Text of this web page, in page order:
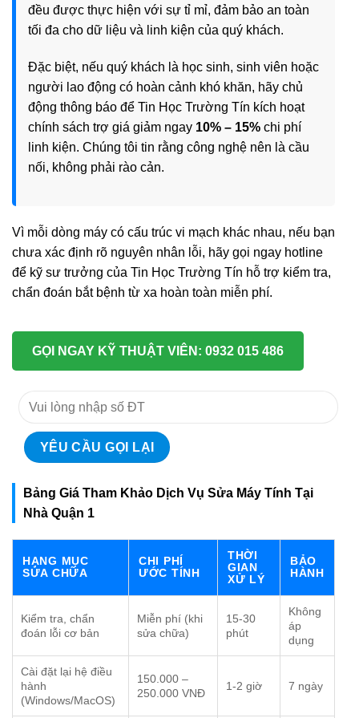
đều được thực hiện với sự tỉ mỉ, đảm bảo an toàn
tối đa cho dữ liệu và linh kiện của quý khách.
Đặc biệt, nếu quý khách là học sinh, sinh viên hoặc
người lao động có hoàn cảnh khó khăn, hãy chủ
động thông báo để Tin Học Trường Tín kích hoạt
chính sách trợ giá giảm ngay 10% – 15% chi phí
linh kiện. Chúng tôi tin rằng công nghệ nên là cầu
nối, không phải rào cản.
Vì mỗi dòng máy có cấu trúc vi mạch khác nhau, nếu bạn
chưa xác định rõ nguyên nhân lỗi, hãy gọi ngay hotline
để kỹ sư trưởng của Tin Học Trường Tín hỗ trợ kiểm tra,
chẩn đoán bắt bệnh từ xa hoàn toàn miễn phí.
GỌI NGAY KỸ THUẬT VIÊN: 0932 015 486
Bảng Giá Tham Khảo Dịch Vụ Sửa Máy Tính Tại
Nhà Quận 1
HẠNG MỤC
SỬA CHỮA
CHI PHÍ
ƯỚC TÍNH
THỜI
GIAN
XỬ LÝ
BẢO
HÀNH
Kiểm tra, chẩn
đoán lỗi cơ bản
Miễn phí (khi
sửa chữa)
15-30
phút
Không
áp
dụng
Cài đặt lại hệ điều
hành
(Windows/MacOS)
150.000 –
250.000 VNĐ
1-2 giờ 7 ngày